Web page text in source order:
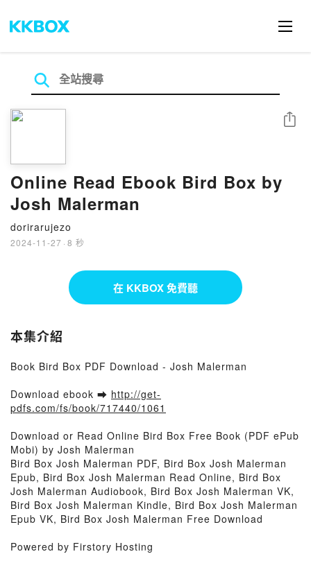
Online Read Ebook Bird Box by
Josh Malerman
dorirarujezo
2024-11-27 · 8 秒
分享
在 KKBOX 免費聽
本集介紹
Book Bird Box PDF Download - Josh Malerman
Download ebook ➡ http://get-
pdfs.com/fs/book/717440/1061
Download or Read Online Bird Box Free Book (PDF ePub
Mobi) by Josh Malerman
Bird Box Josh Malerman PDF, Bird Box Josh Malerman
Epub, Bird Box Josh Malerman Read Online, Bird Box
Josh Malerman Audiobook, Bird Box Josh Malerman VK,
Bird Box Josh Malerman Kindle, Bird Box Josh Malerman
Epub VK, Bird Box Josh Malerman Free Download
Powered by Firstory Hosting